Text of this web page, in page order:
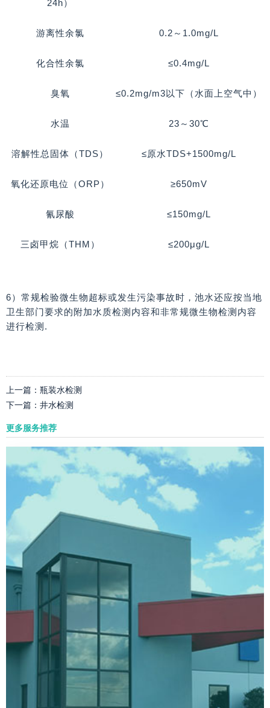
24h）
游离性余氯 0.2～1.0mg/L
化合性余氯 ≤0.4mg/L
臭氧 ≤0.2mg/m3以下（水面上空气中）
水温 23～30℃
溶解性总固体（TDS） ≤原水TDS+1500mg/L
氧化还原电位（ORP） ≥650mV
氰尿酸 ≤150mg/L
三卤甲烷（THM） ≤200μg/L
6）常规检验微生物超标或发生污染事故时，池水还应按当地
卫生部门要求的附加水质检测内容和非常规微生物检测内容
进行检测.
上一篇： 瓶装水检测
下一篇： 井水检测
更多服务推荐